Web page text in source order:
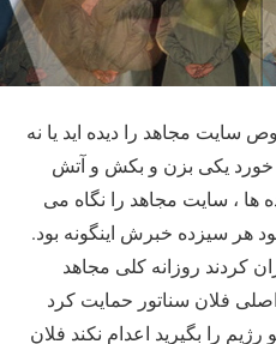
سایت مجاهد را دیده اید یا نه
یکی بزن و بکش و آتش
ها ، سایت مجاهد را نگاه می
هر سیزده خبرش اینگونه بود.
کردند روزانه کلی مجاهد
فلان سناتور حمایت کرد
را بگیرید اعدام نکند فلان